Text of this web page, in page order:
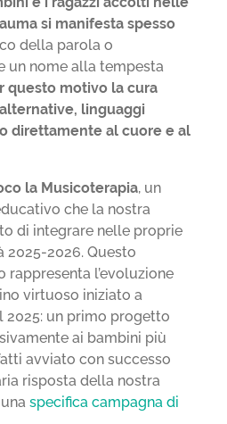
si manifesta spesso
della parola o
un nome alla tempesta
questo motivo la cura
linguaggi
direttamente al cuore e al
la Musicoterapia, un
che la nostra
di integrare nelle proprie
2025-2026. Questo
l’evoluzione
virtuoso iniziato a
2025: un primo progetto
ai bambini più
avviato con successo
risposta della nostra
specifica campagna di